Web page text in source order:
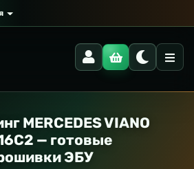
MERCEDES VIANO
— готовые
ЭБУ